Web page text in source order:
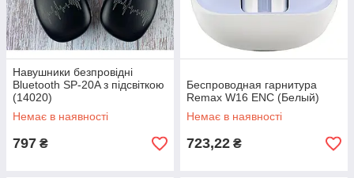
Навушники безпровідні
Bluetooth SP-20A з підсвіткою
(14020)
Немає в наявності
797 ₴
Беспроводная гарнитура
Remax W16 ENC (Белый)
Немає в наявності
723,22 ₴